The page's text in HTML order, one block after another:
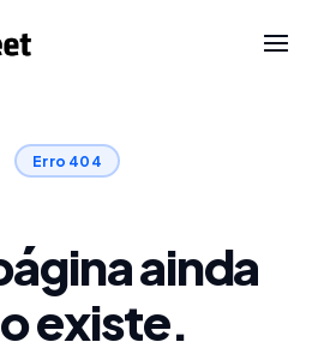
Erro 404
ainda
existe.